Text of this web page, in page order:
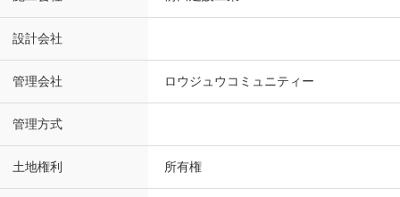
設計会社
管理会社 ロウジュウコミュニティー
管理方式
土地権利 所有権